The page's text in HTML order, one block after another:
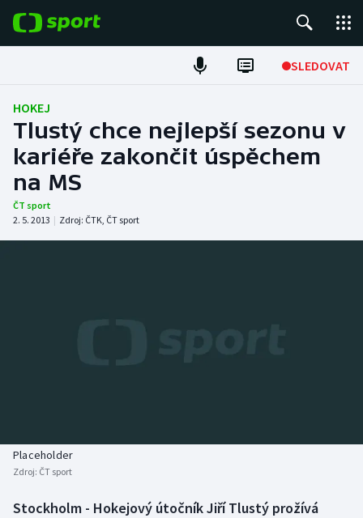
SLEDOVAT
Fotbal
Hokej
Tenis
Atletika
Biatlon
Aplikace ČT sport
HOKEJ
Tlustý chce nejlepší sezonu v
kariéře zakončit úspěchem
na MS
ČT sport
2. 5. 2013 | Zdroj: ČTK, ČT sport
Placeholder
Zdroj: ČT sport
Stockholm - Hokejový útočník Jiří Tlustý prožívá